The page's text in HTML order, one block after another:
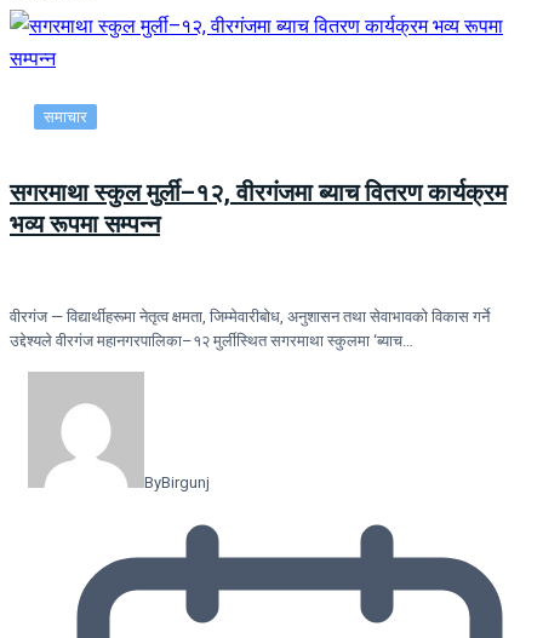
समाचार
सगरमाथा स्कुल मुर्ली–१२, वीरगंजमा ब्याच वितरण कार्यक्रम
भव्य रूपमा सम्पन्न
वीरगंज — विद्यार्थीहरूमा नेतृत्व क्षमता, जिम्मेवारीबोध, अनुशासन तथा सेवाभावको विकास गर्ने
उद्देश्यले वीरगंज महानगरपालिका–१२ मुर्लीस्थित सगरमाथा स्कुलमा ‘ब्याच…
ByBirgunj